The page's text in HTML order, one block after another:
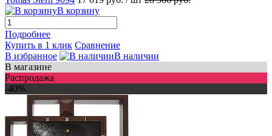
В корзину
Подробнее
Купить в 1 клик Сравнение
В избранное
В наличии
В магазине
Распродажа
-40%